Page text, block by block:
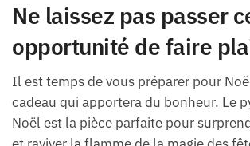
Ne laissez pas passer
opportunité de faire
Il est temps de vous préparer pour
cadeau qui apportera du bonheur. Le
Noël est la pièce parfaite pour